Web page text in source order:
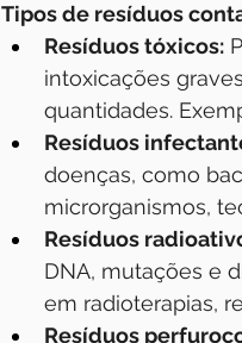
Tipos de resíduos
Resíduos tóxicos:
intoxicações
quantidades.
Resíduos
doenças, como
microrganismos,
Resíduos
DNA, mutações e
em radioterapias,
Resíduos